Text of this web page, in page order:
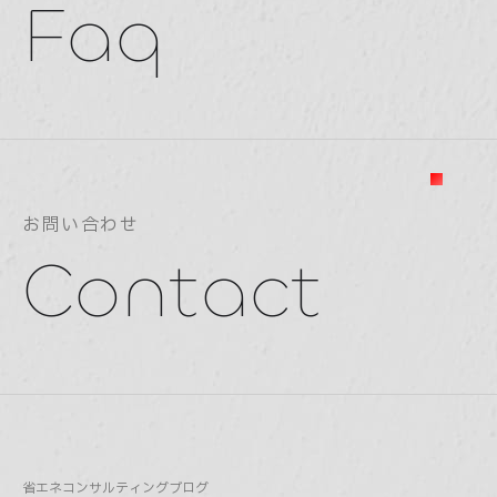
Faq
お問い合わせ
Contact
省エネコンサルティングブログ